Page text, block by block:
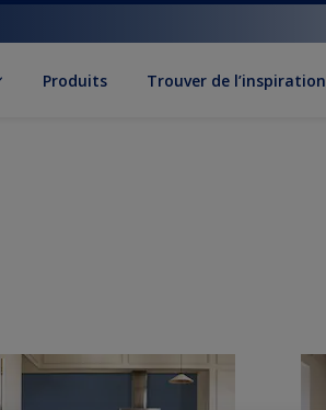
Produits Trouver de l’inspiration